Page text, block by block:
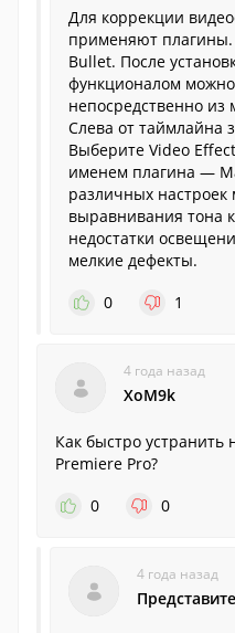
Для коррекции
применяют
Bullet. После
функционалом можно
непосредственно
Слева от таймлайна
Выберите Video
именем плагина —
различных настроек
выравнивания тона
недостатки
мелкие дефекты.
0
1
4 года назад
XoM9k
Как быстро устранить
Premiere Pro?
0
0
4 года назад